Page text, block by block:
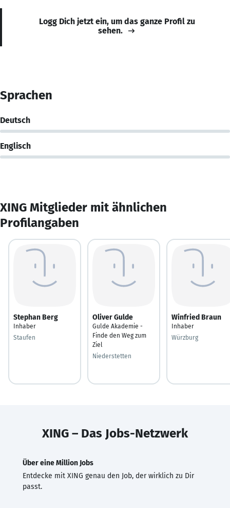
Logg Dich jetzt ein, um das ganze Profil zu
sehen.
Sprachen
Deutsch
Englisch
XING Mitglieder mit ähnlichen
Profilangaben
Stephan Berg
Inhaber
Staufen
Oliver Gulde
Gulde Akademie -
Finde den Weg zum
Ziel
Niederstetten
Winfried Braun
Inhaber
Würzburg
XING – Das Jobs-Netzwerk
Über eine Million Jobs
Entdecke mit XING genau den Job, der wirklich zu Dir
passt.